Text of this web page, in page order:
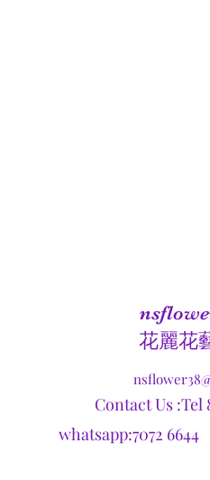
花麗花
Contact Us :Tel
whatsapp:7072 6644